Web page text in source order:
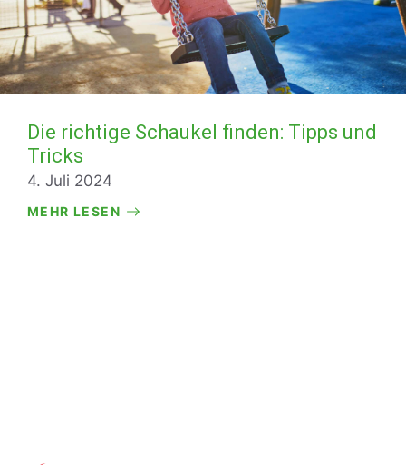
Die richtige Schaukel finden: Tipps und
Tricks
4. Juli 2024
MEHR LESEN